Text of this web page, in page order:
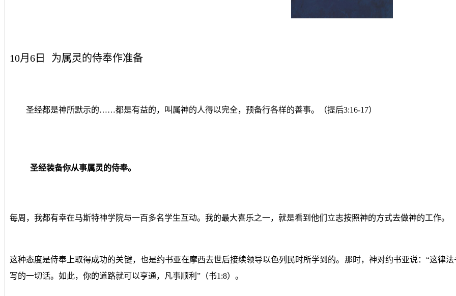
10月6日 为属灵的侍奉作准备
圣经都是神所默示的……都是有益的，叫属神的人得以完全，预备行各样的善事。（提后3:16-17）
圣经装备你从事属灵的侍奉。
每周，我都有幸在马斯特神学院与一百多名学生互动。我的最大喜乐之一，就是看到他们立志按照神的方式去做神的工作。
这种态度是侍奉上取得成功的关键，也是约书亚在摩西去世后接续领导以色列民时所学到的。那时，神对约书亚说：“这律
写的一切话。如此，你的道路就可以亨通，凡事顺利”（书1:8）。